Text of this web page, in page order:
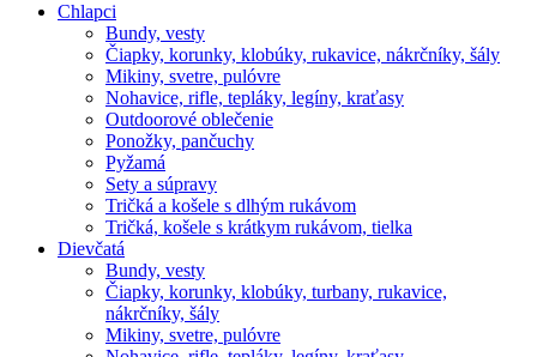
Chlapci
Bundy, vesty
Čiapky, korunky, klobúky, rukavice, nákrčníky, šály
Mikiny, svetre, pulóvre
Nohavice, rifle, tepláky, legíny, kraťasy
Outdoorové oblečenie
Ponožky, pančuchy
Pyžamá
Sety a súpravy
Tričká a košele s dlhým rukávom
Tričká, košele s krátkym rukávom, tielka
Dievčatá
Bundy, vesty
Čiapky, korunky, klobúky, turbany, rukavice,
nákrčníky, šály
Mikiny, svetre, pulóvre